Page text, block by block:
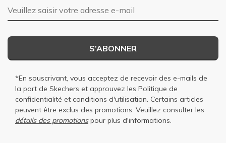
Adresse e-mail
S’ABONNER
*En souscrivant, vous acceptez de recevoir des e-mails de
la part de Skechers et approuvez les Politique de
confidentialité et conditions d'utilisation . Certains articles
peuvent être exclus des promotions. Veuillez consulter les
détails des promotionspour plus d'informations.